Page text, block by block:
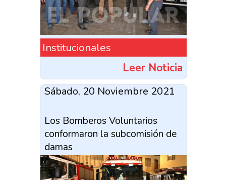
Institucionales
Leer Noticia
Sábado, 20 Noviembre 2021
Los Bomberos Voluntarios
conformaron la subcomisión de
damas